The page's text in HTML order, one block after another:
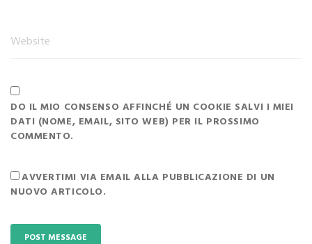
DO IL MIO CONSENSO AFFINCHÉ UN COOKIE SALVI I MIEI
DATI (NOME, EMAIL, SITO WEB) PER IL PROSSIMO
COMMENTO.
AVVERTIMI VIA EMAIL ALLA PUBBLICAZIONE DI UN
NUOVO ARTICOLO.